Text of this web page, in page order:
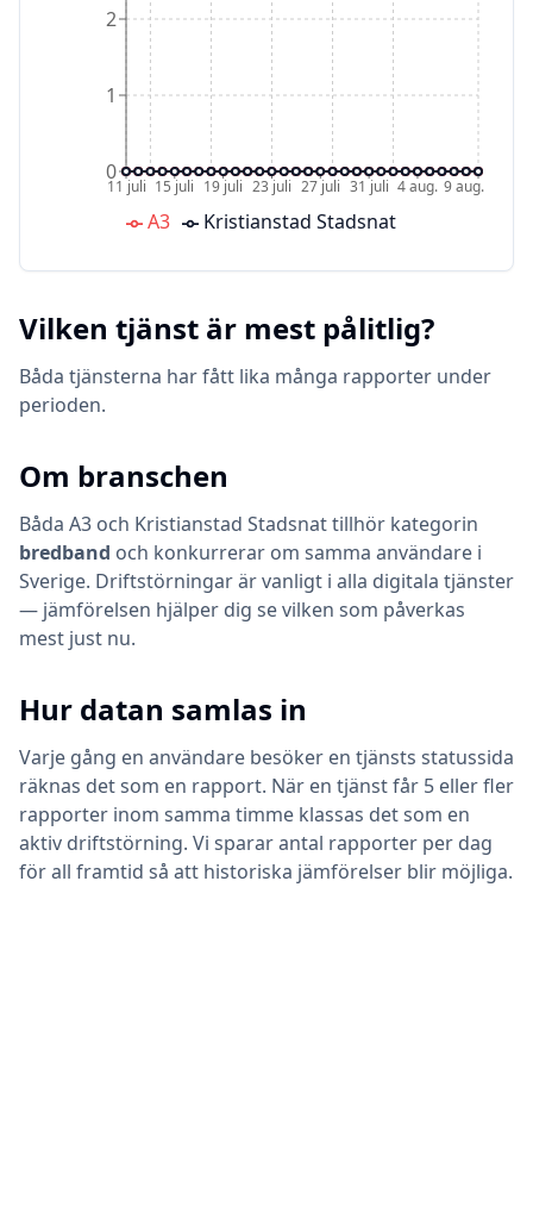
11 juli 15 juli 19 juli 23 juli 27 juli 31 juli 4 aug. 9 aug.
0
1
2
A3 Kristianstad Stadsnat
Vilken tjänst är mest pålitlig?
Båda tjänsterna har fått lika många rapporter under
perioden.
Om branschen
Båda A3 och Kristianstad Stadsnattillhör kategorin
bredband och konkurrerar om samma användare i
Sverige. Driftstörningar är vanligt i alla digitala tjänster
— jämförelsen hjälper dig se vilken som påverkas
mest just nu.
Hur datan samlas in
Varje gång en användare besöker en tjänsts statussida
räknas det som en rapport. När en tjänst får 5 eller fler
rapporter inom samma timme klassas det som en
aktiv driftstörning. Vi sparar antal rapporter per dag
för all framtid så att historiska jämförelser blir möjliga.